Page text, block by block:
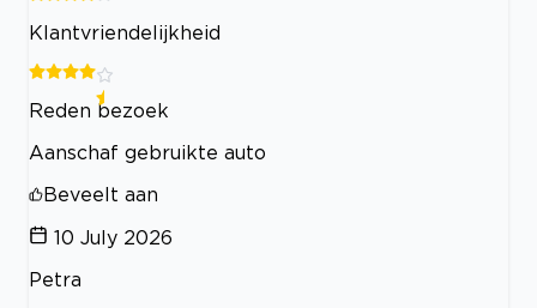
Klantvriendelijkheid
Reden bezoek
Aanschaf gebruikte auto
Beveelt aan
10 July 2026
Petra